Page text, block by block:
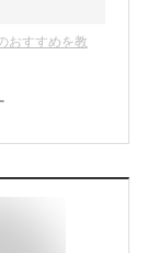
おすすめを教